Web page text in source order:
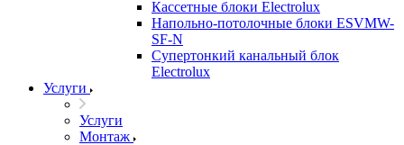
Кассетные блоки Electrolux
Напольно-потолочные блоки ESVMW-
SF-N
Супертонкий канальный блок
Electrolux
Услуги
Услуги
Монтаж